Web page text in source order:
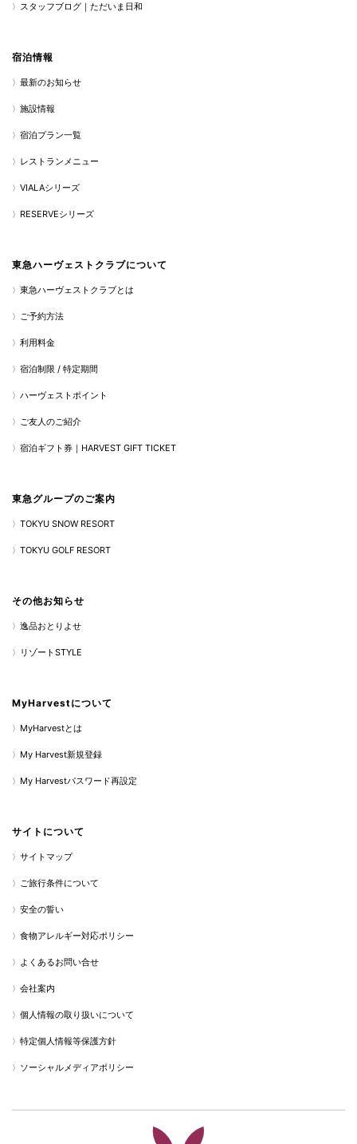
スタッフブログ｜ただいま日和
宿泊情報
最新のお知らせ
施設情報
宿泊プラン一覧
レストランメニュー
VIALAシリーズ
RESERVEシリーズ
東急ハーヴェストクラブについて
東急ハーヴェストクラブとは
ご予約方法
利用料金
宿泊制限 / 特定期間
ハーヴェストポイント
ご友人のご紹介
宿泊ギフト券｜HARVEST GIFT TICKET
東急グループのご案内
TOKYU SNOW RESORT
TOKYU GOLF RESORT
その他お知らせ
逸品おとりよせ
リゾートSTYLE
MyHarvestについて
MyHarvestとは
My Harvest新規登録
My Harvestパスワード再設定
サイトについて
サイトマップ
ご旅行条件について
安全の誓い
食物アレルギー対応ポリシー
よくあるお問い合せ
会社案内
個人情報の取り扱いについて
特定個人情報等保護方針
ソーシャルメディアポリシー